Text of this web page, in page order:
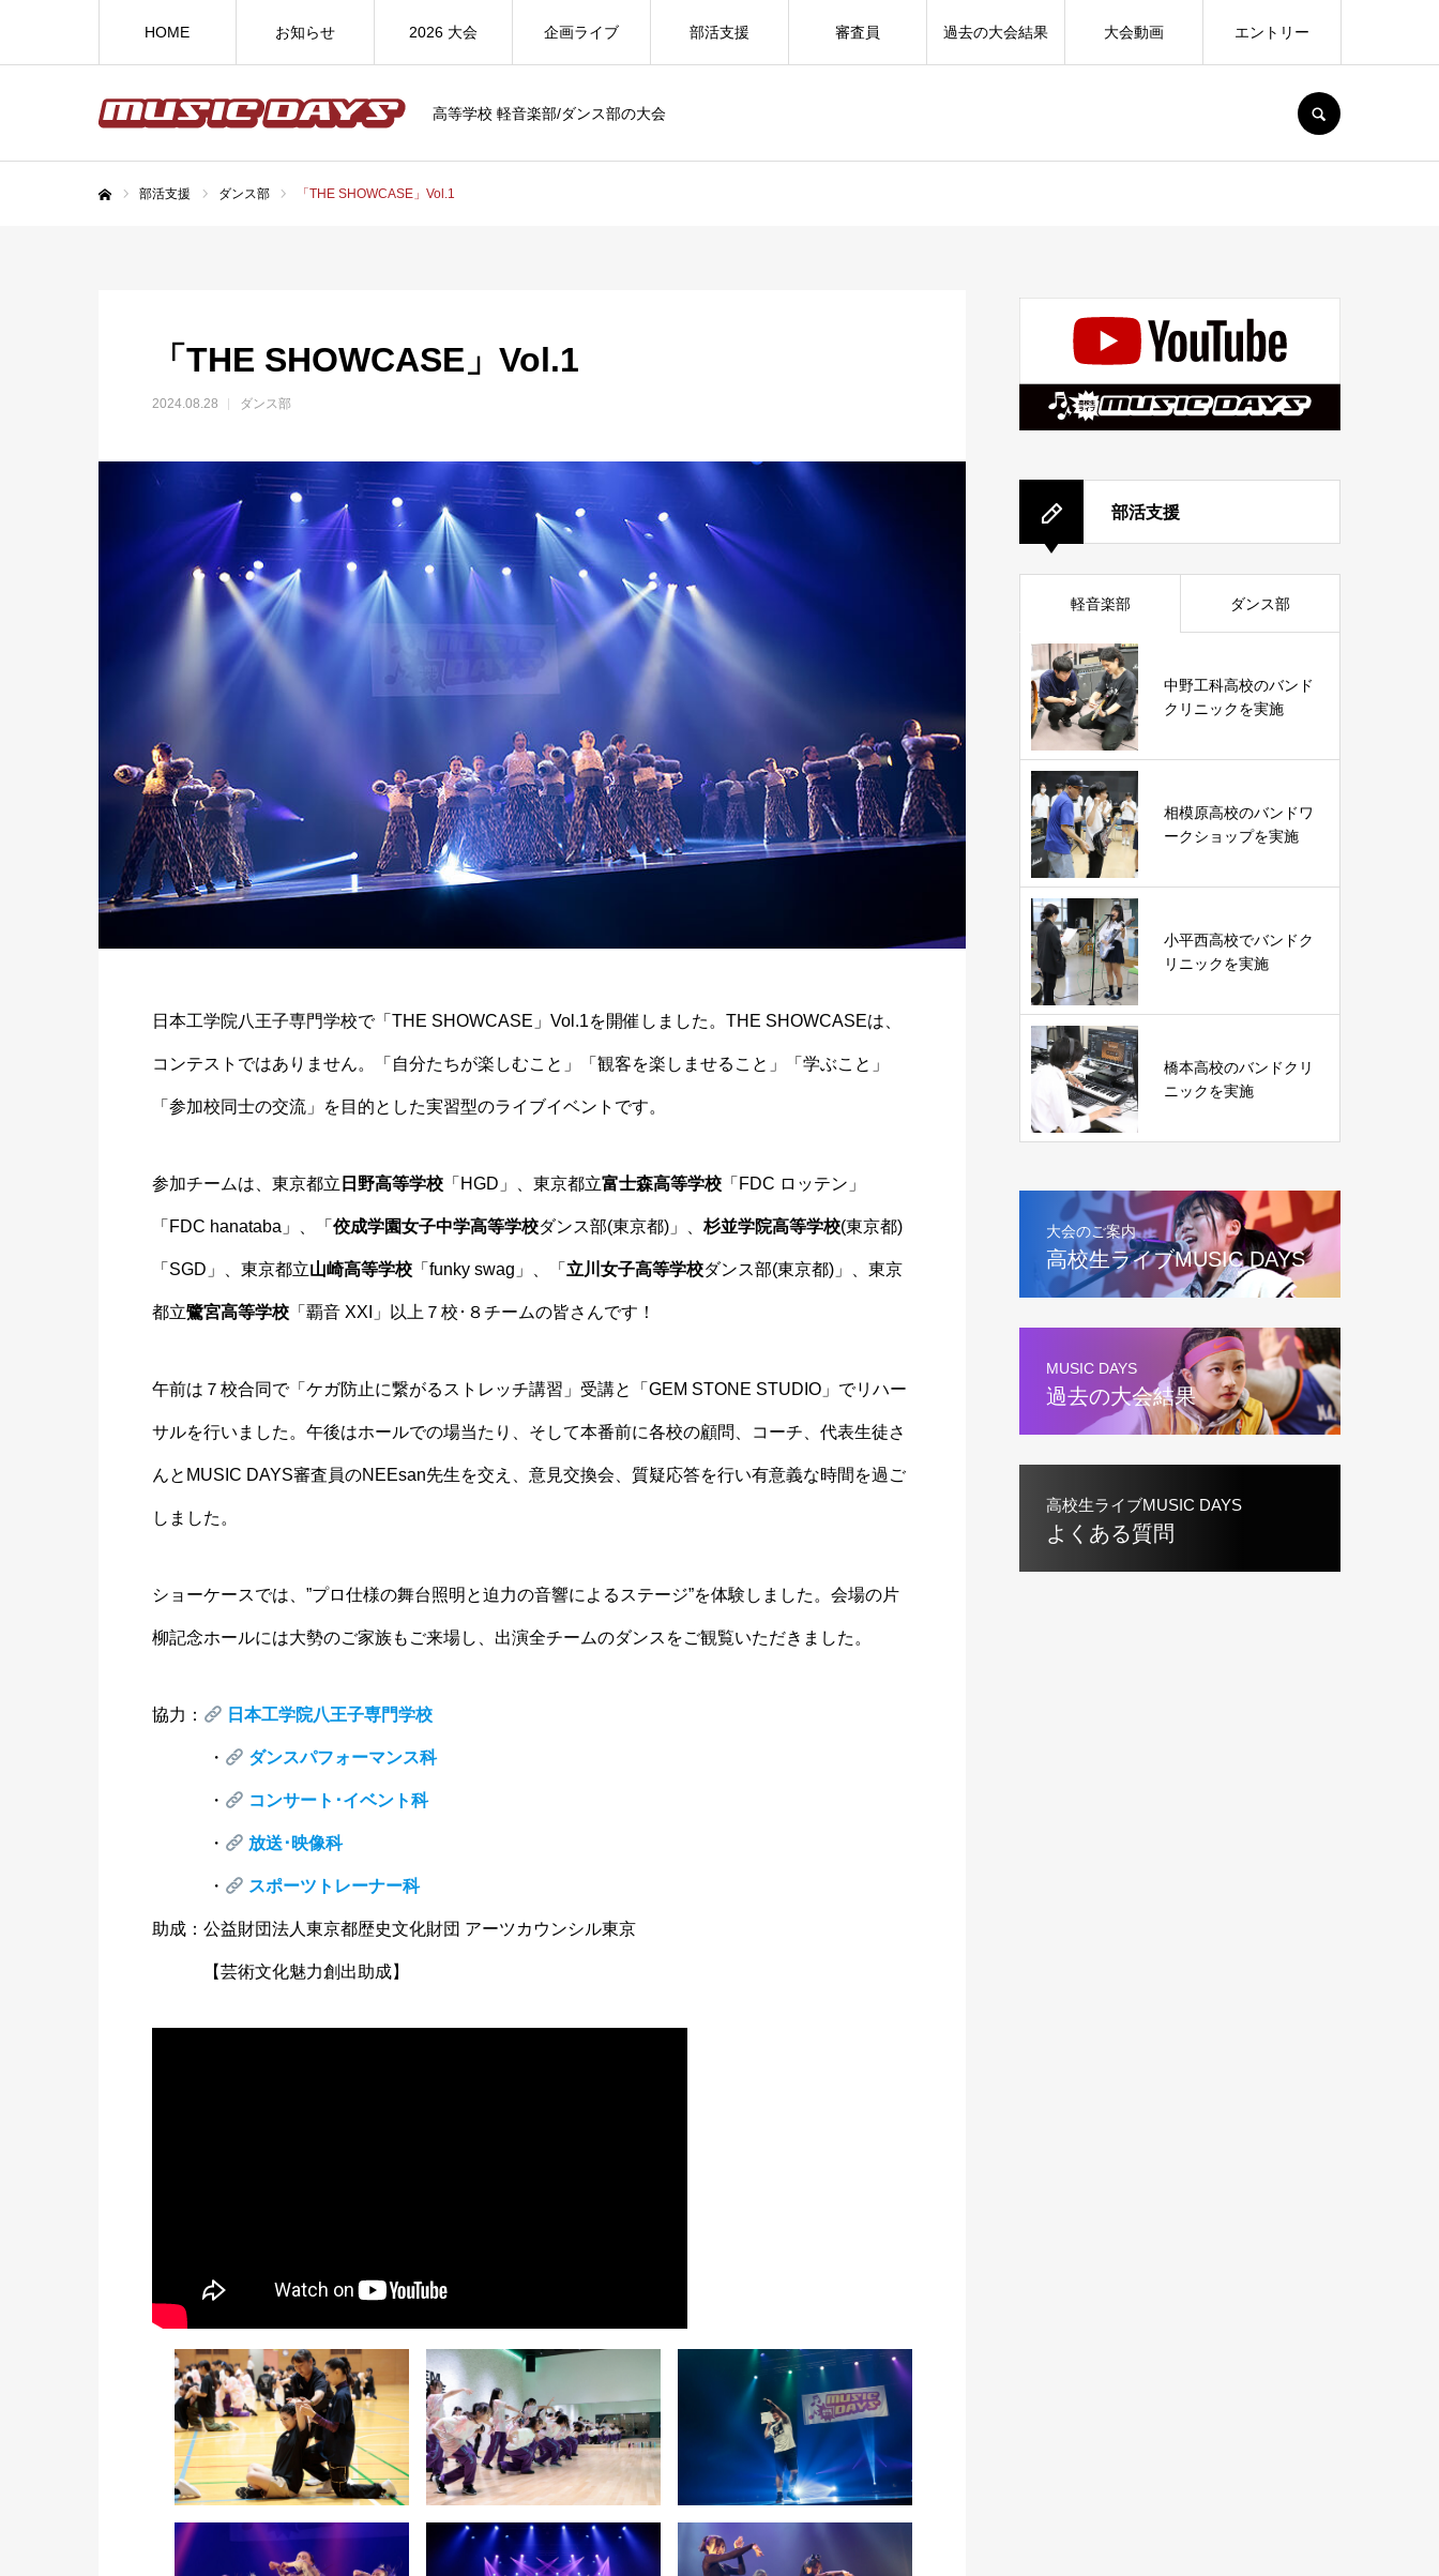
高等学校 軽音楽部/ダンス部の大会
HOME お知らせ 2026 大会 企画ライブ 部活支援 審査員 過去の大会結果 大会動画 エントリー
部活支援 ダンス部 「THE SHOWCASE」Vol.1
「THE SHOWCASE」Vol.1
2024.08.28 ダンス部
日本工学院八王子専門学校で「THE SHOWCASE」Vol.1を開催しました。THE SHOWCASEは、
コンテストではありません。「自分たちが楽しむこと」「観客を楽しませること」「学ぶこと」
「参加校同士の交流」を目的とした実習型のライブイベントです。
参加チームは、東京都立 日野高等学校 「HGD」、東京都立富士森高等学校 「FDC ロッテン」
「FDC hanataba」、「 佼成学園女子中学高等学校ダンス部(東京都)」、 杉並学院高等学校(東京都)
「SGD」、東京都立山崎高等学校 「funky swag」、「 立川女子高等学校ダンス部(東京都)」、東京
都立鷺宮高等学校 「覇音 XXI」以上７校･８チームの皆さんです！
午前は７校合同で「ケガ防止に繋がるストレッチ講習」受講と「GEM STONE STUDIO」でリハー
サルを行いました。午後はホールでの場当たり、そして本番前に各校の顧問、コーチ、代表生徒さ
んとMUSIC DAYS審査員のNEEsan先生を交え、意見交換会、質疑応答を行い有意義な時間を過ご
しました。
ショーケースでは、”プロ仕様の舞台照明と迫力の音響によるステージ”を体験しました。会場の片
柳記念ホールには大勢のご家族もご来場し、出演全チームのダンスをご観覧いただきました。
協力： 日本工学院八王子専門学校
・ ダンスパフォーマンス科
・ コンサート･イベント科
・ 放送･映像科
・ スポーツトレーナー科
助成：公益財団法人東京都歴史文化財団 アーツカウンシル東京
【芸術文化魅力創出助成】
部活支援
軽音楽部 ダンス部
中野工科高校のバンド
クリニックを実施
相模原高校のバンドワ
ークショップを実施
小平西高校でバンドク
リニックを実施
橋本高校のバンドクリ
ニックを実施
大会のご案内
高校生ライブMUSIC DAYS
MUSIC DAYS
過去の大会結果
高校生ライブMUSIC DAYS
よくある質問